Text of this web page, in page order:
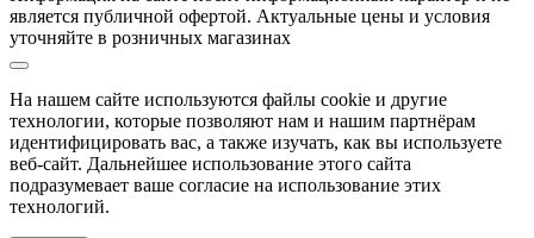
является публичной офертой. Актуальные цены и условия
уточняйте в розничных магазинах
На нашем сайте используются файлы cookie и другие
технологии, которые позволяют нам и нашим партнёрам
идентифицировать вас, а также изучать, как вы используете
веб-сайт. Дальнейшее использование этого сайта
подразумевает ваше согласие на использование этих
технологий.